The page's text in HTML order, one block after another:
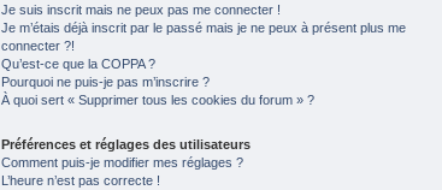
Je suis inscrit mais ne peux pas me connecter !
Je m’étais déjà inscrit par le passé mais je ne peux à présent plus me
connecter ?!
Qu’est-ce que la COPPA ?
Pourquoi ne puis-je pas m’inscrire ?
À quoi sert « Supprimer tous les cookies du forum » ?
Préférences et réglages des utilisateurs
Comment puis-je modifier mes réglages ?
L’heure n’est pas correcte !